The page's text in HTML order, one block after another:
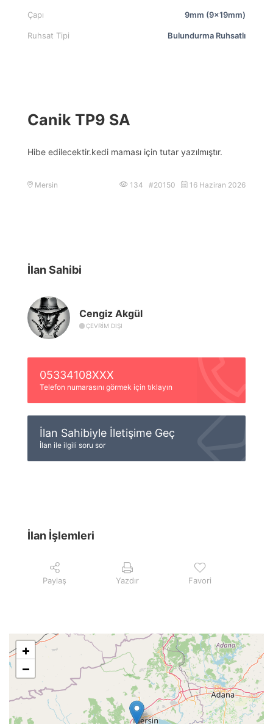
Çapı 9mm (9x19mm)
Ruhsat Tipi Bulundurma Ruhsatlı
Canik TP9 SA
Hibe edilecektir.kedi maması için tutar yazılmıştır.
Mersin 134 #20150 16 Haziran 2026
İlan Sahibi
Cengiz Akgül
ÇEVRIM DIŞI
05334108XXX
Telefon numarasını görmek için tıklayın
İlan Sahibiyle İletişime Geç
İlan ile ilgili soru sor
İlan İşlemleri
Paylaş Yazdır Favori
+
−